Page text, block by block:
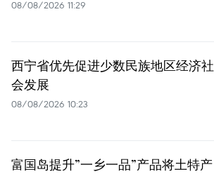
08/08/2026 11:29
西宁省优先促进少数民族地区经济社
会发展
08/08/2026 10:23
富国岛提升”一乡一品”产品将土特产